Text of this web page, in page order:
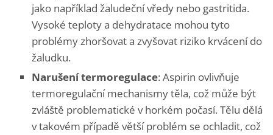
jako například žaludeční vředy nebo gastritida.
Vysoké teploty a dehydratace mohou tyto
problémy zhoršovat a zvyšovat riziko krvácení do
žaludku.
Narušení termoregulace: Aspirin ovlivňuje
termoregulační mechanismy těla, což může být
zvláště problematické v horkém počasí. Tělu dělá
v takovém případě větší problém se ochladit, což